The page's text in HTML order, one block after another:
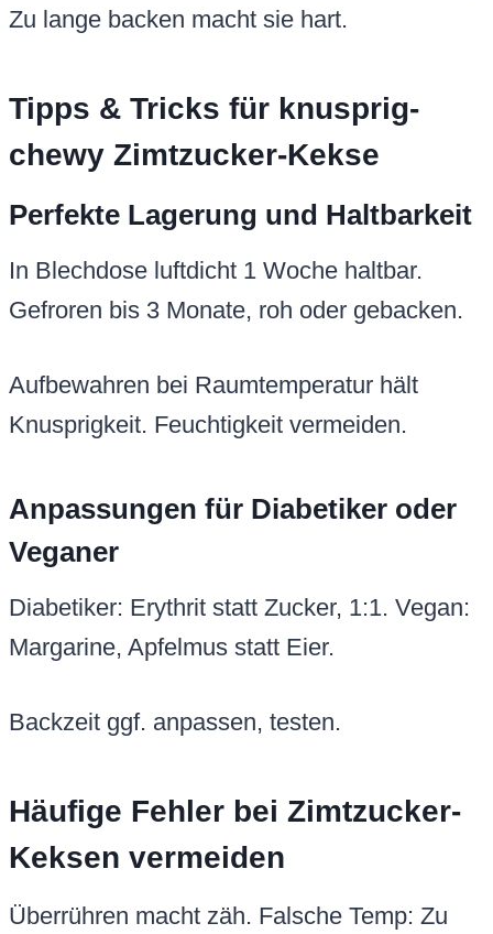
Zu lange backen macht sie hart.
Tipps & Tricks für knusprig-
chewy Zimtzucker-Kekse
Perfekte Lagerung und Haltbarkeit
In Blechdose luftdicht 1 Woche haltbar.
Gefroren bis 3 Monate, roh oder gebacken.
Aufbewahren bei Raumtemperatur hält
Knusprigkeit. Feuchtigkeit vermeiden.
Anpassungen für Diabetiker oder
Veganer
Diabetiker: Erythrit statt Zucker, 1:1. Vegan:
Margarine, Apfelmus statt Eier.
Backzeit ggf. anpassen, testen.
Häufige Fehler bei Zimtzucker-
Keksen vermeiden
Überrühren macht zäh. Falsche Temp: Zu